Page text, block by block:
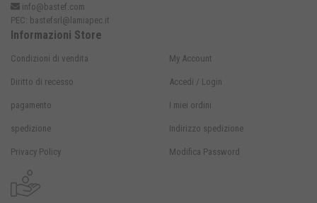
info@bastef.com
PEC: bastefsrl@lamiapec.it
Informazioni Store
Condizioni di vendita
Diritto di recesso
pagamento
spedizione
Privacy Policy
My Account
Accedi / Login
I miei ordini
Indirizzo spedizione
Modifica Password